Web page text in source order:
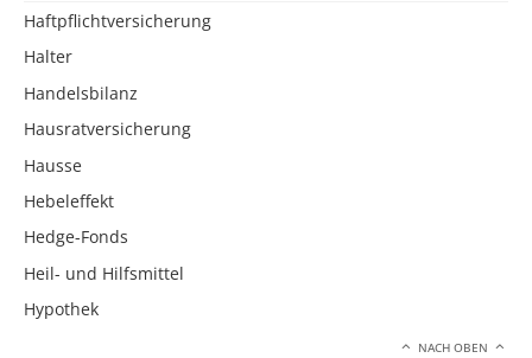
Haftpflichtversicherung
Halter
Handelsbilanz
Hausratversicherung
Hausse
Hebeleffekt
Hedge-Fonds
Heil- und Hilfsmittel
Hypothek
NACH OBEN